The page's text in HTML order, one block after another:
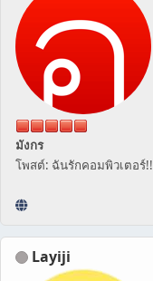
มังกร
โพสต์: ฉันรักคอมพิวเตอร์!!
Layiji